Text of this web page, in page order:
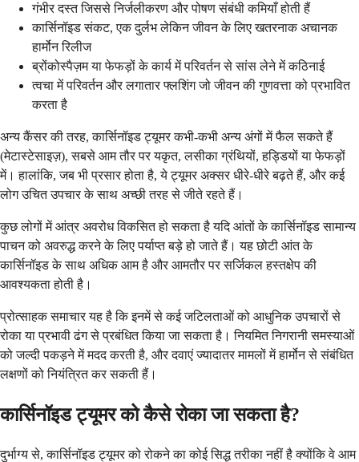
गंभीर दस्त जिससे निर्जलीकरण और पोषण संबंधी कमियाँ होती हैं
कार्सिनॉइड संकट, एक दुर्लभ लेकिन जीवन के लिए खतरनाक अचानक
हार्मोन रिलीज
ब्रोंकोस्पैज़म या फेफड़ों के कार्य में परिवर्तन से सांस लेने में कठिनाई
त्वचा में परिवर्तन और लगातार फ्लशिंग जो जीवन की गुणवत्ता को प्रभावित
करता है
अन्य कैंसर की तरह, कार्सिनॉइड ट्यूमर कभी-कभी अन्य अंगों में फैल सकते हैं
(मेटास्टेसाइज़), सबसे आम तौर पर यकृत, लसीका ग्रंथियों, हड्डियों या फेफड़ों
में। हालांकि, जब भी प्रसार होता है, ये ट्यूमर अक्सर धीरे-धीरे बढ़ते हैं, और कई
लोग उचित उपचार के साथ अच्छी तरह से जीते रहते हैं।
कुछ लोगों में आंत्र अवरोध विकसित हो सकता है यदि आंतों के कार्सिनॉइड सामान्य
पाचन को अवरुद्ध करने के लिए पर्याप्त बड़े हो जाते हैं। यह छोटी आंत के
कार्सिनॉइड के साथ अधिक आम है और आमतौर पर सर्जिकल हस्तक्षेप की
आवश्यकता होती है।
प्रोत्साहक समाचार यह है कि इनमें से कई जटिलताओं को आधुनिक उपचारों से
रोका या प्रभावी ढंग से प्रबंधित किया जा सकता है। नियमित निगरानी समस्याओं
को जल्दी पकड़ने में मदद करती है, और दवाएं ज्यादातर मामलों में हार्मोन से संबंधित
लक्षणों को नियंत्रित कर सकती हैं।
कार्सिनॉइड ट्यूमर को कैसे रोका जा सकता है?
दुर्भाग्य से, कार्सिनॉइड ट्यूमर को रोकने का कोई सिद्ध तरीका नहीं है क्योंकि वे आम